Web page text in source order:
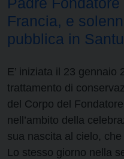
Francia, e
pubblica in
E’ iniziata il 23 gennaio
trattamento di
del Corpo del
nell’ambito della
sua nascita al cielo,
Lo stesso giorno nella